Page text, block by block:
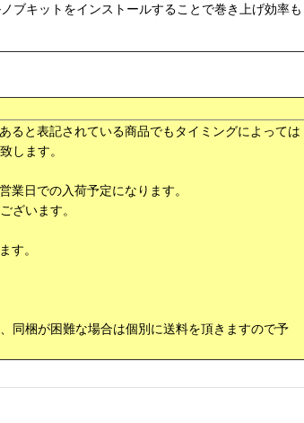
ブキットをインストールすることで巻き上げ効率も
ると表記されている商品でもタイミングによっては
します。
日での入荷予定になります。
ざいます。
す。
同梱が困難な場合は個別に送料を頂きますので予